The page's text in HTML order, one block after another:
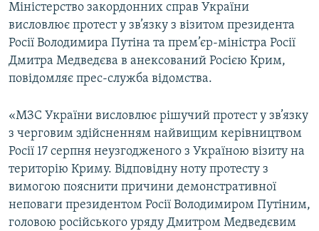
Усі сайти RFE/RL
Міністерство закордонних справ України
висловлює протест у зв’язку з візитом президента
Росії Володимира Путіна та прем’єр-міністра Росії
Дмитра Медведєва в анексований Росією Крим,
повідомляє прес-служба відомства.
«МЗС України висловлює рішучий протест у зв’язку
з черговим здійсненням найвищим керівництвом
Росії 17 серпня неузгодженого з Україною візиту на
територію Криму. Відповідну ноту протесту з
вимогою пояснити причини демонстративної
неповаги президентом Росії Володимиром Путіним,
головою російського уряду Дмитром Медведєвим